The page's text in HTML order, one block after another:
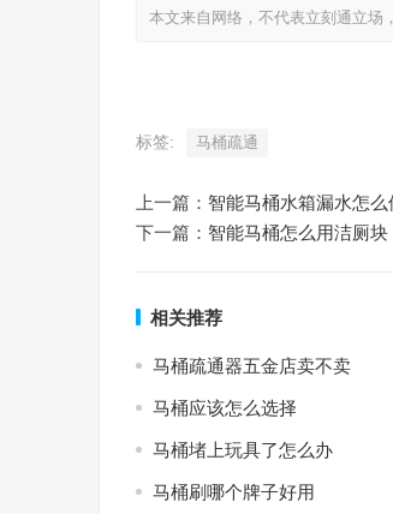
本文来自网络，不代表立刻通立场
标签: 马桶疏通
上一篇： 智能马桶水箱漏水怎么
下一篇： 智能马桶怎么用洁厕块
相关推荐
马桶疏通器五金店卖不卖
马桶应该怎么选择
马桶堵上玩具了怎么办
马桶刷哪个牌子好用